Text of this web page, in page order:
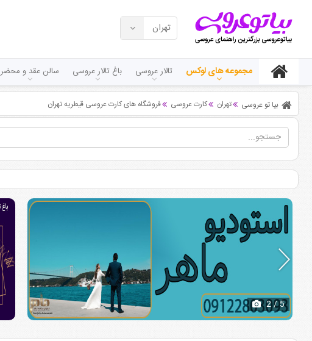
تهران
مجموعه های لوکس تالار عروسی باغ تالار عروسی سالن عقد و محضر
بیا تو عروسی تهران کارت عروسی فروشگاه های کارت عروسی قیطریه تهران
2/ 5